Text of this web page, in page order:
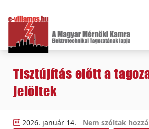
Tisztújítás előtt a
jelöltek
2026. január 14.
Nem szóltak hozzá